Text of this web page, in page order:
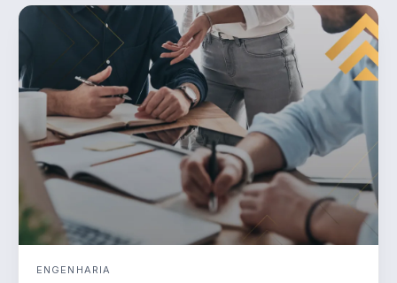
ENGENHARIA